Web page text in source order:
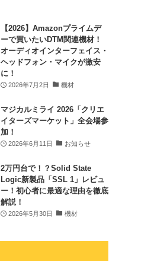
【2026】Amazonプライムデ
ーで買いたいDTM関連機材！
オーディオインターフェイス・
ヘッドフォン・マイクが激安
に！
2026年7月2日 機材
マジカルミライ 2026「クリエ
イターズマーケット」全会場参
加！
2026年6月11日 お知らせ
2万円台で！？Solid State
Logic新製品「SSL 1」レビュ
ー！初心者に最適な理由を徹底
解説！
2026年5月30日 機材